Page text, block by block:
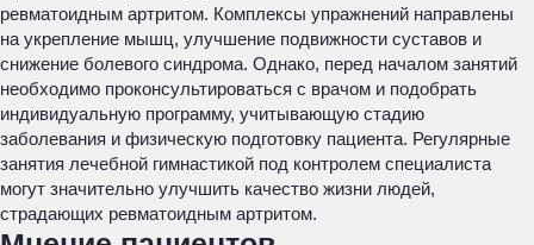
ревматоидным артритом. Комплексы упражнений направлены
на укрепление мышц, улучшение подвижности суставов и
снижение болевого синдрома. Однако, перед началом занятий
необходимо проконсультироваться с врачом и подобрать
индивидуальную программу, учитывающую стадию
заболевания и физическую подготовку пациента. Регулярные
занятия лечебной гимнастикой под контролем специалиста
могут значительно улучшить качество жизни людей,
страдающих ревматоидным артритом.